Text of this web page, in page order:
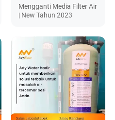
Mengganti Media Filter Air
| New Tahun 2023